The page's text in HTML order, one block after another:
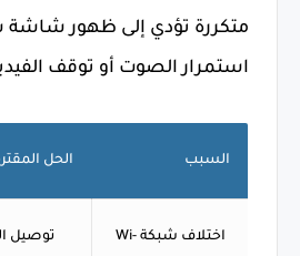
متكررة تؤدي إلى ظهور شاشة
استمرار الصوت أو توقف
السبب الحل
اختلاف شبكة Wi- توصيل